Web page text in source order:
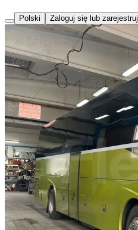
Polski Zaloguj się lub zarejestruj